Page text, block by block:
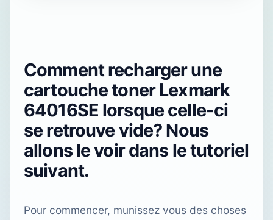
Comment recharger une
cartouche toner Lexmark
64016SE lorsque celle-ci
se retrouve vide? Nous
allons le voir dans le tutoriel
suivant.
Pour commencer, munissez vous des choses